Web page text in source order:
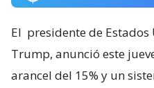
El presidente de Estados
Trump, anunció este
arancel del 15% y un